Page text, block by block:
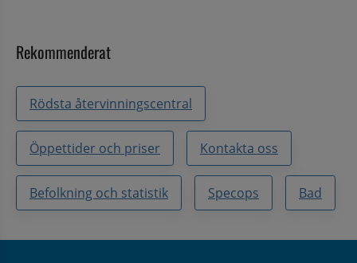
Rekommenderat
Rödsta återvinningscentral
Öppettider och priser Kontakta oss
Befolkning och statistik Specops Bad